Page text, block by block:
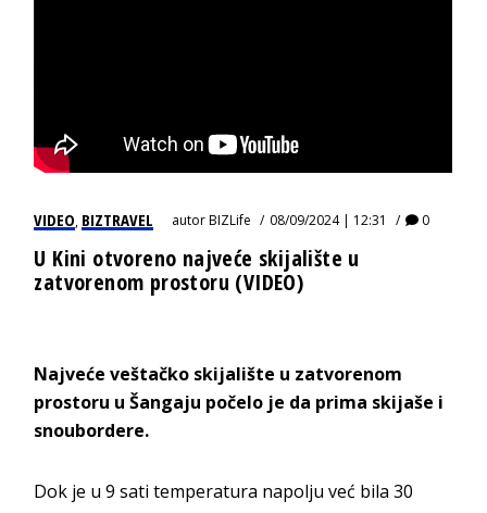
VIDEO, BIZTRAVEL autorBIZLife 08/09/2024 | 12:31 0
U Kini otvoreno najveće skijalište u
zatvorenom prostoru (VIDEO)
Najveće veštačko skijalište u zatvorenom
prostoru u Šangaju počelo je da prima skijaše i
snoubordere.
Dok je u 9 sati temperatura napolju već bila 30